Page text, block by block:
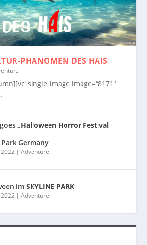
PHÄNOMEN DES HAIS
image=“8171″
„Halloween Horror Festival
Germany
2022 |Adventure
imSKYLINE PARK
2022 |Adventure